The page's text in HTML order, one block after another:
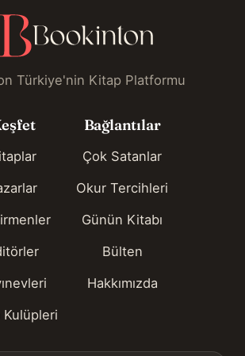
Türkiye'nin Kitap Platformu
Kulüpleri
Bağlantılar
Çok Satanlar
Okur Tercihleri
Günün Kitabı
Bülten
Hakkımızda